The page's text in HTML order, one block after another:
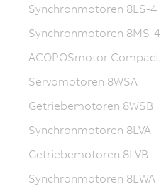
Synchronmotoren 8LS-4
Synchronmotoren 8MS-4
ACOPOSmotor Compact
Servomotoren 8WSA
Getriebemotoren 8WSB
Synchronmotoren 8LVA
Getriebemotoren 8LVB
Synchronmotoren 8LWA